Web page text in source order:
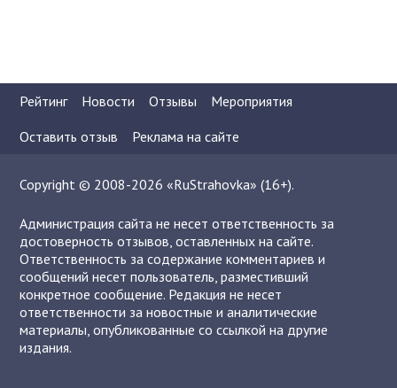
Рейтинг Новости Отзывы
Мероприятия
Оставить отзыв
Реклама на сайте
Copyright © 2008-2026 «RuStrahovka» (16+).
Администрация сайта не несет ответственность за
достоверность отзывов, оставленных на сайте.
Ответственность за содержание комментариев и
сообщений несет пользователь, разместивший
конкретное сообщение. Редакция не несет
ответственности за новостные и аналитические
материалы, опубликованные со ссылкой на другие
издания.